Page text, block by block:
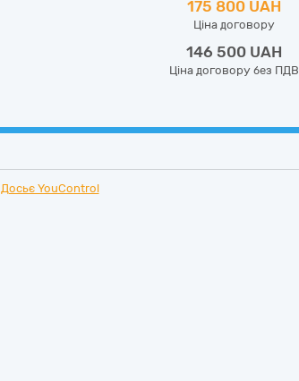
175 800 UAH
Ціна договору
146 500 UAH
Ціна договору без ПДВ
Досьє YouControl